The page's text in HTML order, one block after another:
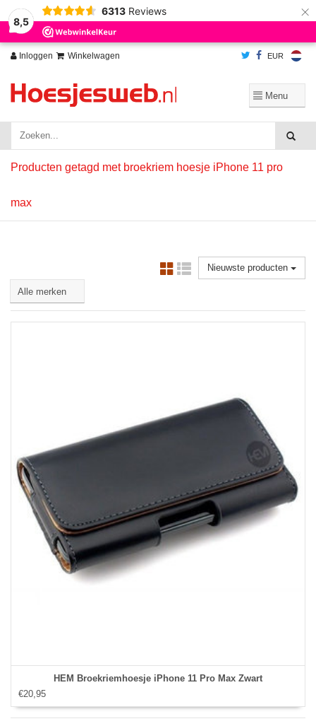
8,5
6313 Reviews ×
Inloggen Winkelwagen EUR
Producten getagd met broekriem hoesje iPhone 11 pro
max
Nieuwste producten
HEM Broekriemhoesje iPhone 11 Pro Max Zwart
€20,95
Wij slaan cookies op om onze website te verbeteren. Is dat akkoord?
Ja
Nee